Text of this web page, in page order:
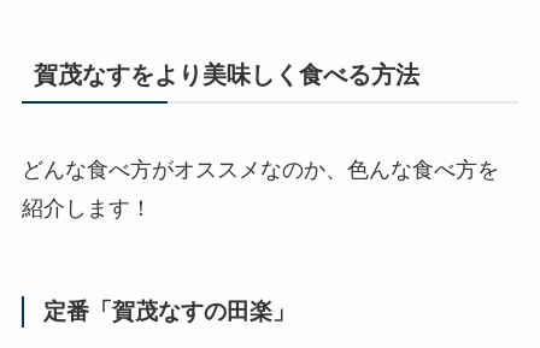
賀茂なすをより美味しく食べる方法
どんな食べ方がオススメなのか、色んな食べ方を
紹介します！
定番「賀茂なすの田楽」